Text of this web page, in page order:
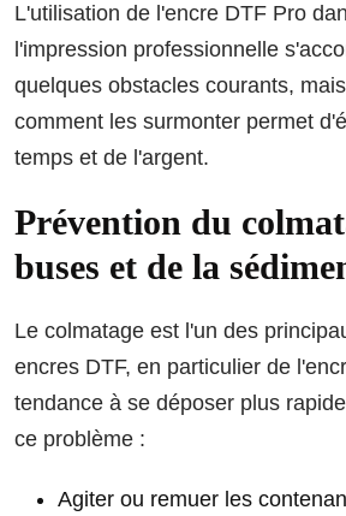
L'utilisation de l'encre DTF Pro
l'impression professionnelle
quelques obstacles courants,
comment les surmonter permet
temps et de l'argent.
Prévention du
buses et de la
Le colmatage est l'un des
encres DTF, en particulier de
tendance à se déposer plus
ce problème :
Agiter ou remuer les